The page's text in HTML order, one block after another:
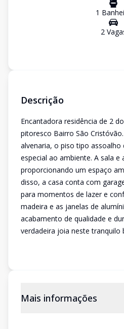
1
2Vaga
Descrição
Encantadora residência de 2
pitoresco Bairro São
alvenaria, o piso tipo
especial ao ambiente. A sala e
proporcionando um espaço
disso, a casa conta com
para momentos de lazer e
madeira e as janelas de
acabamento de qualidade e
verdadeira joia neste tranquilo
Mais informações